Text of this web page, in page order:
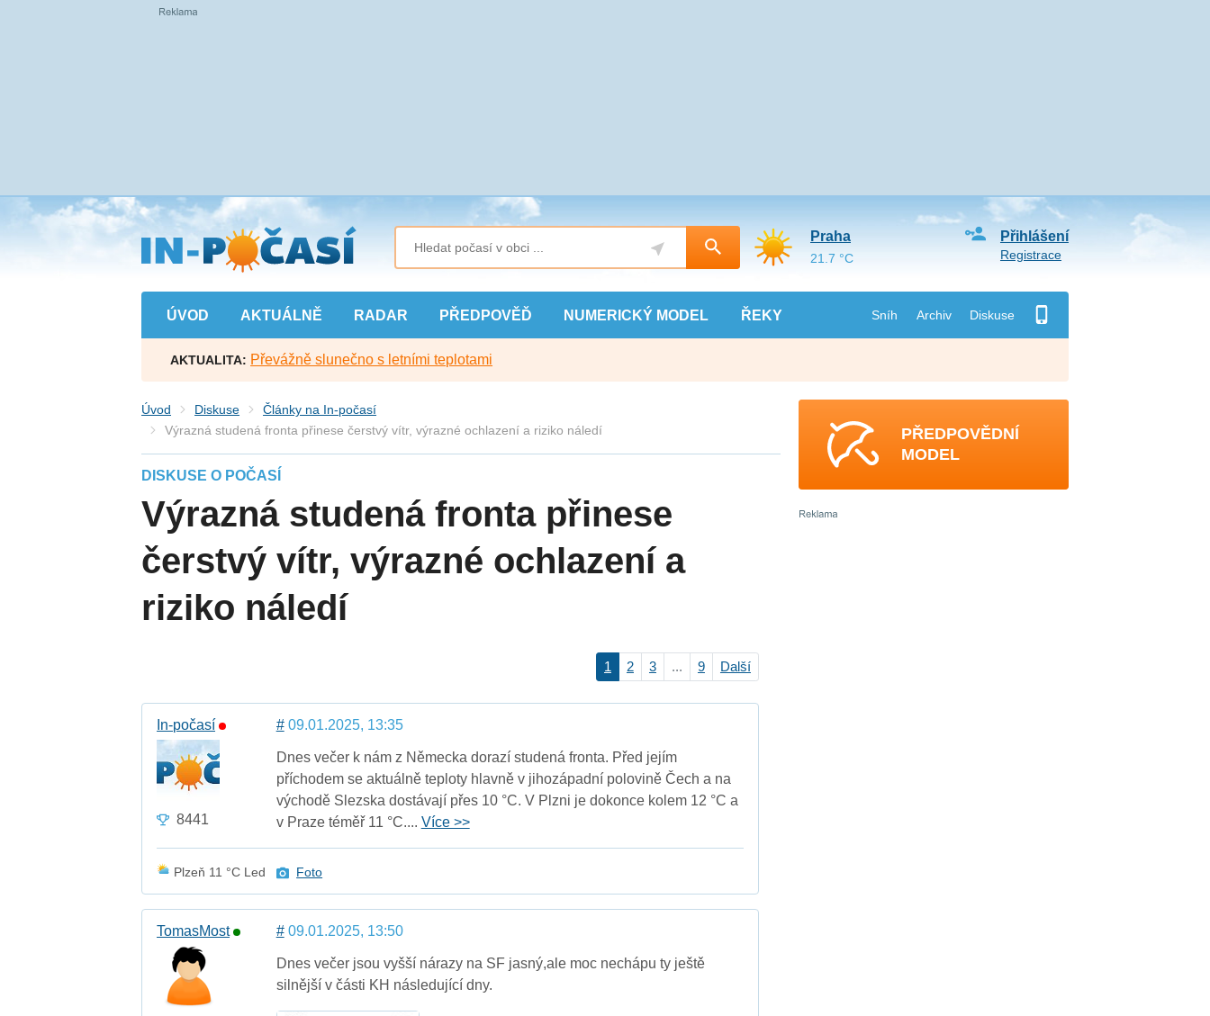
Přejít
na
hlavní
obsah
ÚVOD AKTUÁLNĚ RADAR PŘEDPOVĚĎ NUMERICKÝ MODEL ŘEKY Sníh Archiv Diskuse
Přihlášení
Registrace
Praha
21.7 °C
AKTUALITA: Převážně slunečno s letními teplotami
Úvod Diskuse
Články na In-počasí
Výrazná studená fronta přinese čerstvý vítr, výrazné ochlazení a riziko náledí
DISKUSE O POČASÍ
Výrazná studená fronta přinese
čerstvý vítr, výrazné ochlazení a
riziko náledí
1 2 3 ... 9 Další
In-počasí
8441
#09.01.2025, 13:35
Dnes večer k nám z Německa dorazí studená fronta. Před jejím
příchodem se aktuálně teploty hlavně v jihozápadní polovině Čech a na
východě Slezska dostávají přes 10 °C. V Plzni je dokonce kolem 12 °C a
v Praze téměř 11 °C.... Více >>
Plzeň 11 °C Led Foto
TomasMost #09.01.2025, 13:50
Dnes večer jsou vyšší nárazy na SF jasný,ale moc nechápu ty ještě
silnější v části KH následující dny.
PŘEDPOVĚDNÍ
MODEL